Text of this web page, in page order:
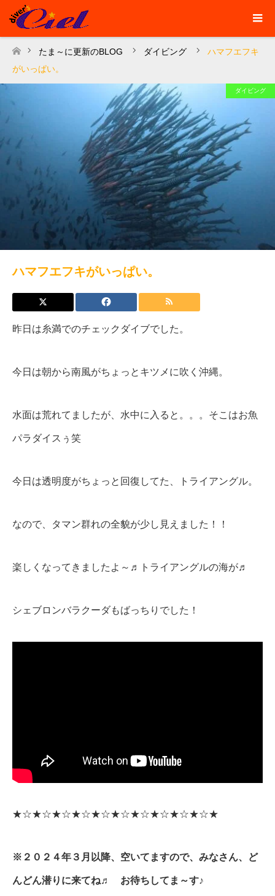
ホーム
たま～に更新のBLOG ダイビング
ハマフエフキ
がいっぱい。
ダイビング
ハマフエフキがいっぱい。
昨日は糸満でのチェックダイブでした。
今日は朝から南風がちょっとキツメに吹く沖縄。
水面は荒れてましたが、水中に入ると。。。そこはお魚
パラダイスぅ笑
今日は透明度がちょっと回復してた、トライアングル。
なので、タマン群れの全貌が少し見えました！！
楽しくなってきましたよ～♬トライアングルの海が♬
シェブロンバラクーダもばっちりでした！
★☆★☆★☆★☆★☆★☆★☆★☆★☆★☆★
※２０２４年３月以降、空いてますので、みなさん、ど
んどん潜りに来てね♬ お待ちしてま～す♪